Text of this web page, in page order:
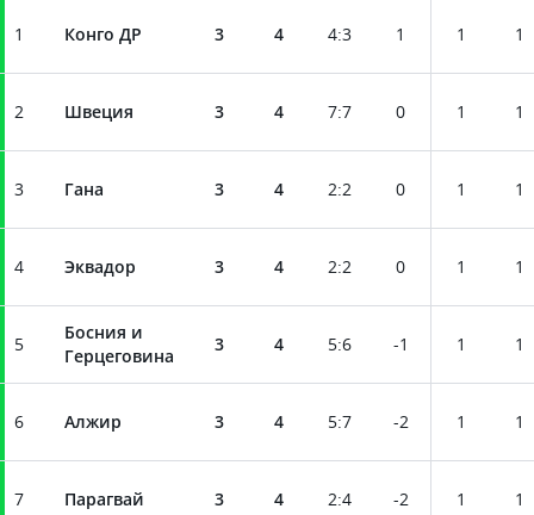
1 Конго ДР 3 4 4:3 1 1 1
2 Швеция 3 4 7:7 0 1 1
3 Гана 3 4 2:2 0 1 1
4 Эквадор 3 4 2:2 0 1 1
5
Босния и
Герцеговина
3 4 5:6 -1 1 1
6 Алжир 3 4 5:7 -2 1 1
7 Парагвай 3 4 2:4 -2 1 1